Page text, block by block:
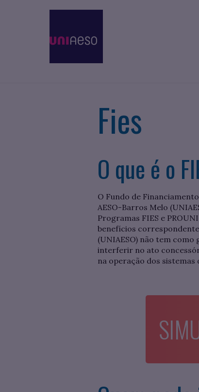
Fies
O que é o
O Fundo de
AESO-Barros Melo
Programas FIES e
benefícios
(UNIAESO) não tem
interferir no ato
na operação dos